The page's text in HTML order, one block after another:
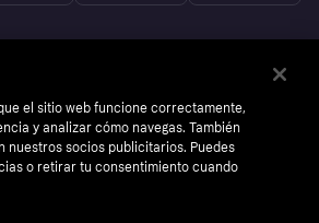
el sitio web funcione correctamente,
y analizar cómo navegas. También
nuestros socios publicitarios. Puedes
o retirar tu consentimiento cuando